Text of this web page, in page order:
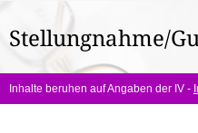
hier:
Stellungnahme/
Inhalte beruhen auf Angaben der IV -